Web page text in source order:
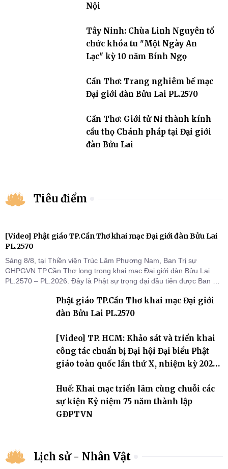
Nội
Tây Ninh: Chùa Linh Nguyên tổ
chức khóa tu "Một Ngày An
Lạc" kỳ 10 năm Bính Ngọ
Cần Thơ: Trang nghiêm bế mạc
Đại giới đàn Bửu Lai PL.2570
Cần Thơ: Giới tử Ni thành kính
cầu thọ Chánh pháp tại Đại giới
đàn Bửu Lai
Tiêu điểm
[Video] Phật giáo TP.Cần Thơ khai mạc Đại giới đàn Bửu Lai
PL.2570
Sáng 8/8, tại Thiền viện Trúc Lâm Phương Nam, Ban Trị sự
GHPGVN TP.Cần Thơ long trọng khai mạc Đại giới đàn Bửu Lai
PL.2570 – PL.2026. Đây là Phật sự trọng đại đầu tiên được Ban Trị
thứ I, thể hiện sự quan tâm đối với công tác truyền giới, đào tạo
Tăng tài và tiếp nối mạng mạch Tăng-g
Phật giáo TP.Cần Thơ khai mạc Đại giới
đàn Bửu Lai PL.2570
[Video] TP. HCM: Khảo sát và triển khai
công tác chuẩn bị Đại hội Đại biểu Phật
giáo toàn quốc lần thứ X, nhiệm kỳ 2026-
Huế: Khai mạc triển lãm cùng chuỗi các
sự kiện Kỷ niệm 75 năm thành lập
GĐPTVN
Lịch sử - Nhân Vật